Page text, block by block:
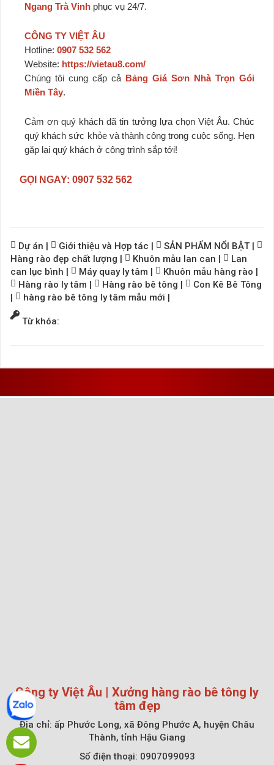
Ngang Trà Vinh phục vụ 24/7.
CÔNG TY VIỆT ÂU
Hotline: 0907 532 562
Website: https://vietau8.com/
Chúng tôi cung cấp cả Bảng Giá Sơn Nhà Trọn Gói
Miền Tây.
Cảm ơn quý khách đã tin tưởng lựa chọn Việt Âu. Chúc
quý khách sức khỏe và thành công trong cuộc sống. Hẹn
gặp lại quý khách ở công trình sắp tới!
GỌI NGAY: 0907 532 562
Dự án | Giới thiệu và Hợp tác | SẢN PHẨM NỔI BẬT |
Hàng rào đẹp chất lượng | Khuôn mẫu lan can |
Lan
can lục bình | Máy quay ly tâm | Khuôn mẫu hàng rào |
Hàng rào ly tâm | Hàng rào bê tông |
Con Kê Bê Tông
|
hàng rào bê tông ly tâm mẫu mới |
Từ khóa:
Công ty Việt Âu | Xưởng hàng rào bê tông ly
tâm đẹp
Địa chỉ: ấp Phước Long, xã Đông Phước A, huyện Châu
Thành, tỉnh Hậu Giang
Số điện thoại: 0907099093